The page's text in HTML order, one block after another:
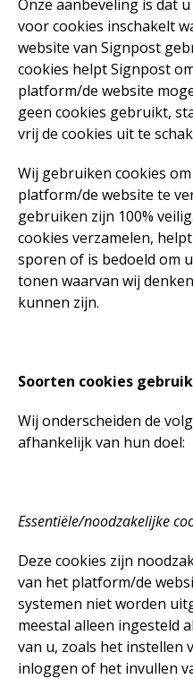
Onze aanbeveling is dat
voor cookies inschakelt
website van Signpost
cookies helpt Signpost
platform/de website
geen cookies gebruikt,
vrij de cookies uit te
Wij gebruiken cookies
platform/de website te
gebruiken zijn 100%
cookies verzamelen,
sporen of is bedoeld om
tonen waarvan wij
kunnen zijn.
Soorten cookies
Wij onderscheiden de
afhankelijk van hun doel:
Essentiële/noodzakelijke
Deze cookies zijn
van het platform/de
systemen niet worden
meestal alleen ingesteld
van u, zoals het instellen
inloggen of het invullen